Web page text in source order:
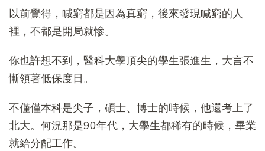
以前覺得，喊窮都是因為真窮，後來發現喊窮的人
裡，不都是開局就慘。
你也許想不到，醫科大學頂尖的學生張進生，大言不
慚領著低保度日。
不僅僅本科是尖子，碩士、博士的時候，他還考上了
北大。何況那是90年代，大學生都稀有的時候，畢業
就給分配工作。